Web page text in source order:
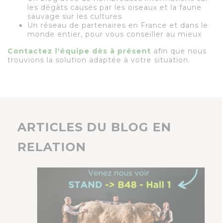
les dégâts causés par les oiseaux et la faune
sauvage sur les cultures
Un réseau de partenaires en France et dans le
monde entier, pour vous conseiller au mieux
Contactez l'équipe dès à présent afin que nous
trouvions la solution adaptée à votre situation.
ARTICLES DU BLOG EN
RELATION